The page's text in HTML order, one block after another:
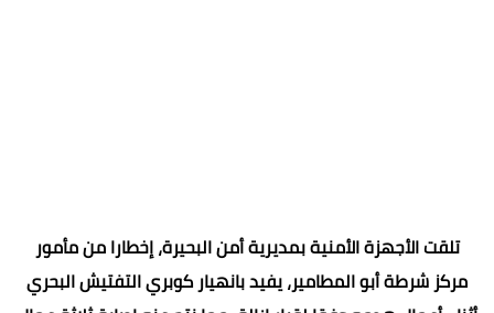
تلقت الأجهزة الأمنية بمديرية أمن البحيرة، إخطارا من مأمور
مركز شرطة أبو المطامير، يفيد بانهيار كوبري التفتيش البحري